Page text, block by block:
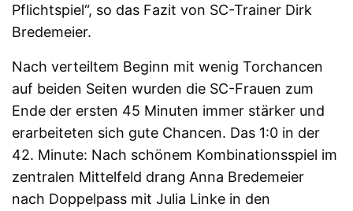
Pflichtspiel“, so das Fazit von SC-Trainer Dirk
Bredemeier.
Nach verteiltem Beginn mit wenig Torchancen
auf beiden Seiten wurden die SC-Frauen zum
Ende der ersten 45 Minuten immer stärker und
erarbeiteten sich gute Chancen. Das 1:0 in der
42. Minute: Nach schönem Kombinationsspiel im
zentralen Mittelfeld drang Anna Bredemeier
nach Doppelpass mit Julia Linke in den